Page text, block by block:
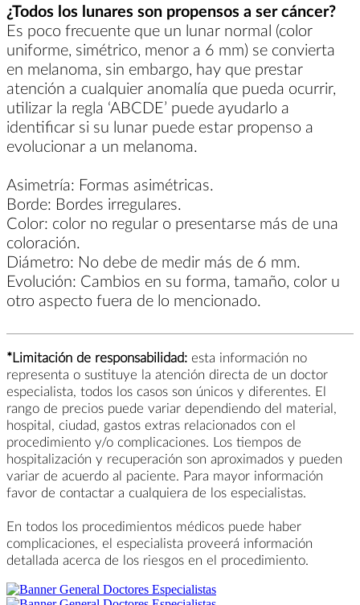
¿Todos los lunares son propensos a ser cáncer?
Es poco frecuente que un lunar normal (color
uniforme, simétrico, menor a 6 mm) se convierta
en melanoma, sin embargo, hay que prestar
atención a cualquier anomalía que pueda ocurrir,
utilizar la regla ‘ABCDE’ puede ayudarlo a
identificar si su lunar puede estar propenso a
evolucionar a un melanoma.
Asimetría: Formas asimétricas.
Borde: Bordes irregulares.
Color: color no regular o presentarse más de una
coloración.
Diámetro: No debe de medir más de 6 mm.
Evolución: Cambios en su forma, tamaño, color u
otro aspecto fuera de lo mencionado.
*Limitación de responsabilidad: esta información no
representa o sustituye la atención directa de un doctor
especialista, todos los casos son únicos y diferentes. El
rango de precios puede variar dependiendo del material,
hospital, ciudad, gastos extras relacionados con el
procedimiento y/o complicaciones. Los tiempos de
hospitalización y recuperación son aproximados y pueden
variar de acuerdo al paciente. Para mayor información
favor de contactar a cualquiera de los especialistas.
En todos los procedimientos médicos puede haber
complicaciones, el especialista proveerá información
detallada acerca de los riesgos en el procedimiento.